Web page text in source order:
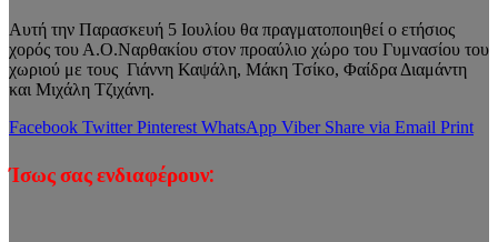
Αυτή την Παρασκευή 5 Ιουλίου θα πραγματοποιηθεί ο ετήσιος
χορός του Α.Ο.Ναρθακίου στον προαύλιο χώρο του Γυμνασίου του
χωριού με τους Γιάννη Καψάλη, Μάκη Τσίκο, Φαίδρα Διαμάντη
και Μιχάλη Τζιχάνη.
Facebook Twitter Pinterest WhatsApp Viber Share via Email Print
Ίσως σας ενδιαφέρουν: